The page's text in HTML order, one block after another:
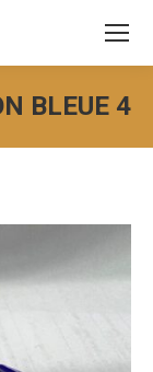
BLEUE 4
ici :